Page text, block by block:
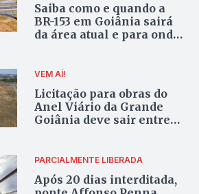
Saiba como e quando a
BR-153 em Goiânia sairá
da área atual e para onde
VEM AÍ!
Licitação para obras do
Anel Viário da Grande
Goiânia deve sair entre
PARCIALMENTE LIBERADA
Após 20 dias interditada,